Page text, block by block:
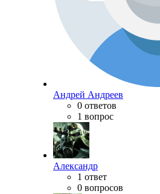
Андрей Андреев
0 ответов
1 вопрос
Александр
1 ответ
0 вопросов